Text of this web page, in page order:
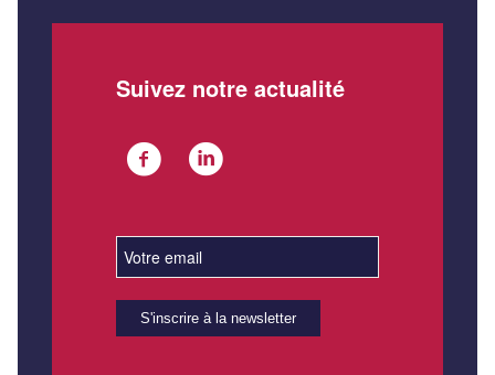
Suivez notre actualité